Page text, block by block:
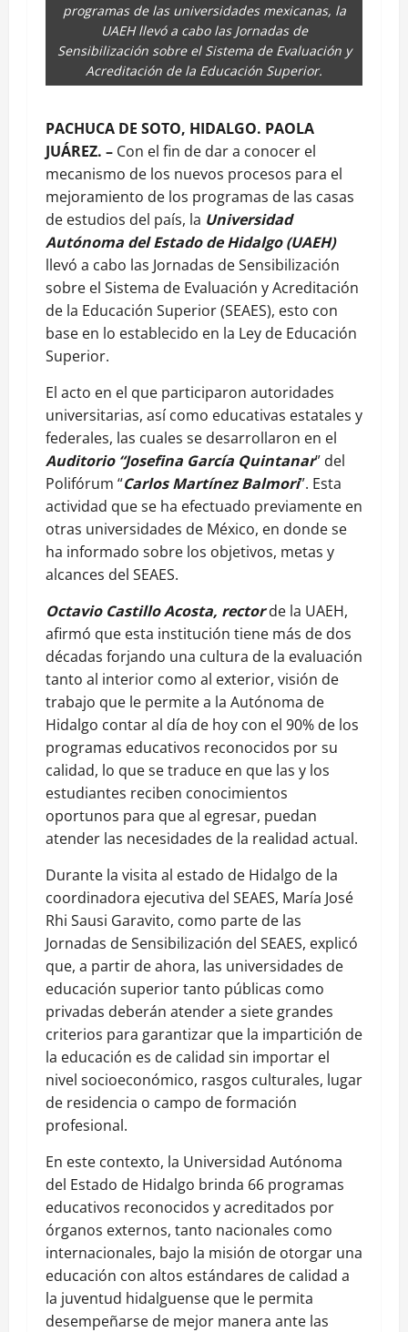
programas de las universidades mexicanas, la
UAEH llevó a cabo las Jornadas de
Sensibilización sobre el Sistema de Evaluación y
Acreditación de la Educación Superior.
PACHUCA DE SOTO, HIDALGO. PAOLA
JUÁREZ. – Con el fin de dar a conocer el
mecanismo de los nuevos procesos para el
mejoramiento de los programas de las casas
de estudios del país, la Universidad
Autónoma del Estado de Hidalgo (UAEH)
llevó a cabo las Jornadas de Sensibilización
sobre el Sistema de Evaluación y Acreditación
de la Educación Superior (SEAES), esto con
base en lo establecido en la Ley de Educación
Superior.
El acto en el que participaron autoridades
universitarias, así como educativas estatales y
federales, las cuales se desarrollaron en el
Auditorio “Josefina García Quintanar” del
Polifórum “Carlos Martínez Balmori”. Esta
actividad que se ha efectuado previamente en
otras universidades de México, en donde se
ha informado sobre los objetivos, metas y
alcances del SEAES.
Octavio Castillo Acosta, rectorde la UAEH,
afirmó que esta institución tiene más de dos
décadas forjando una cultura de la evaluación
tanto al interior como al exterior, visión de
trabajo que le permite a la Autónoma de
Hidalgo contar al día de hoy con el 90% de los
programas educativos reconocidos por su
calidad, lo que se traduce en que las y los
estudiantes reciben conocimientos
oportunos para que al egresar, puedan
atender las necesidades de la realidad actual.
Durante la visita al estado de Hidalgo de la
coordinadora ejecutiva del SEAES, María José
Rhi Sausi Garavito, como parte de las
Jornadas de Sensibilización del SEAES, explicó
que, a partir de ahora, las universidades de
educación superior tanto públicas como
privadas deberán atender a siete grandes
criterios para garantizar que la impartición de
la educación es de calidad sin importar el
nivel socioeconómico, rasgos culturales, lugar
de residencia o campo de formación
profesional.
En este contexto, la Universidad Autónoma
del Estado de Hidalgo brinda 66 programas
educativos reconocidos y acreditados por
órganos externos, tanto nacionales como
internacionales, bajo la misión de otorgar una
educación con altos estándares de calidad a
la juventud hidalguense que le permita
desempeñarse de mejor manera ante las